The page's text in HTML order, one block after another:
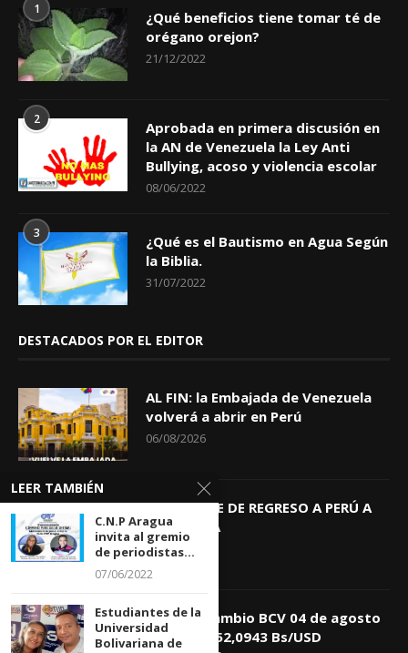
1
¿Qué beneficios tiene tomar té de
orégano orejon?
21/12/2022
2
Aprobada en primera discusión en
la AN de Venezuela la Ley Anti
Bullying, acoso y violencia escolar
08/06/2022
3
¿Qué es el Bautismo en Agua Según
la Biblia.
31/07/2022
DESTACADOS POR EL EDITOR
AL FIN: la Embajada de Venezuela
volverá a abrir en Perú
06/08/2026
KEIKO TRAE DE REGRESO A PERÚ A
GIOVANNA
04/08/2026
Tasa de Cambio BCV 04 de agosto
de 2026: 752,0943 Bs/USD
LEER TAMBIÉN
C.N.P Aragua
invita al gremio
de periodistas...
07/06/2022
Estudiantes de la
Universidad
Bolivariana de